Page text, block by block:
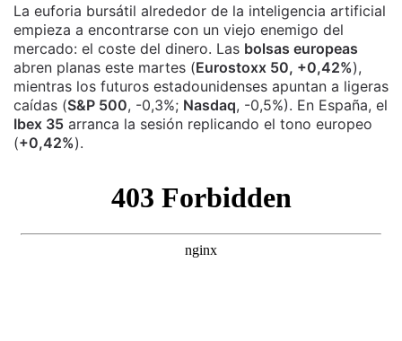
La euforia bursátil alrededor de la inteligencia artificial
empieza a encontrarse con un viejo enemigo del
mercado: el coste del dinero. Las bolsas europeas
abren planas este martes (Eurostoxx 50, +0,42%),
mientras los futuros estadounidenses apuntan a ligeras
caídas (S&P 500, -0,3%; Nasdaq, -0,5%). En España, el
Ibex 35 arranca la sesión replicando el tono europeo
(+0,42%).